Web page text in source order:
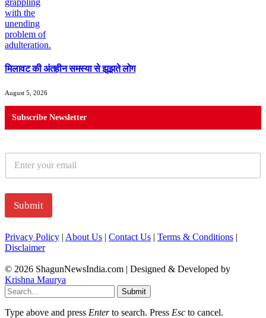
मिलावट की अंतहीन समस्या से झूझते लोग
August 5, 2026
Subscribe Newsletter
a
i
*
Submit
Privacy Policy | About Us | Contact Us | Terms & Conditions |
Disclaimer
© 2026 ShagunNewsIndia.com | Designed & Developed by
Krishna Maurya
Submit
Type above and press Enterto search. Press Esc to cancel.